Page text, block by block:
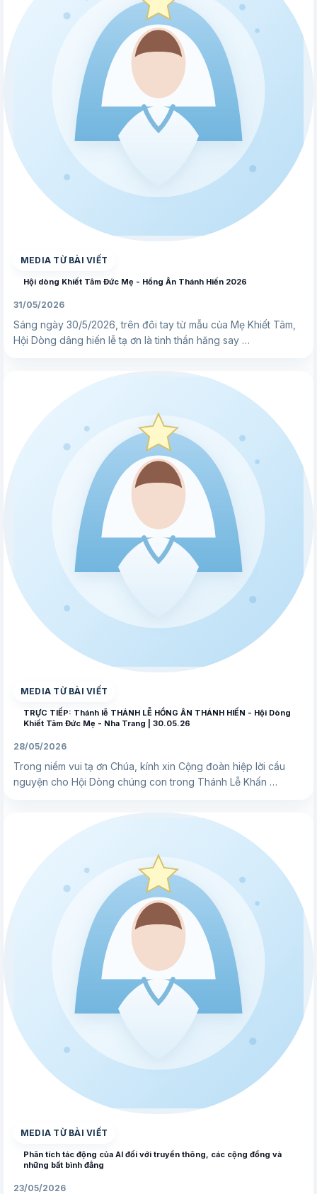
MEDIA TỪ BÀI VIẾT
Hội dòng Khiết Tâm Đức Mẹ - Hồng Ân Thánh Hiến 2026
31/05/2026
Sáng ngày 30/5/2026, trên đôi tay từ mẫu của Mẹ Khiết Tâm,
Hội Dòng dâng hiến lễ tạ ơn là tinh thần hăng say …
MEDIA TỪ BÀI VIẾT
TRỰC TIẾP: Thánh lễ THÁNH LỄ HỒNG ÂN THÁNH HIẾN - Hội Dòng
Khiết Tâm Đức Mẹ - Nha Trang | 30.05.26
28/05/2026
Trong niềm vui tạ ơn Chúa, kính xin Cộng đoàn hiệp lời cầu
nguyện cho Hội Dòng chúng con trong Thánh Lễ Khấn …
MEDIA TỪ BÀI VIẾT
Phân tích tác động của AI đối với truyền thông, các cộng đồng và
những bất bình đẳng
23/05/2026